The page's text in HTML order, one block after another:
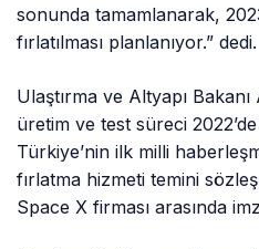
sonunda tamamlanarak,
fırlatılması planlanıyor.” dedi.
Ulaştırma ve Altyapı
üretim ve test süreci
Türkiye’nin ilk milli
fırlatma hizmeti temini
Space X firması arasında